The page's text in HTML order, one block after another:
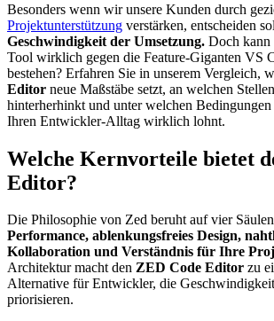
Besonders wenn wir unsere Kunden durch
Projektunterstützung verstärken, entscheiden
Geschwindigkeit der Umsetzung. Doch kann
Tool wirklich gegen die Feature-Giganten VS
bestehen? Erfahren Sie in unserem Vergleich,
Editor neue Maßstäbe setzt, an welchen
hinterherhinkt und unter welchen
Ihren Entwickler-Alltag wirklich lohnt.
Welche Kernvorteile bietet
Editor?
Die Philosophie von Zed beruht auf vier
Performance, ablenkungsfreies Design,
Kollaboration und Verständnis für Ihre
Architektur macht den ZED Code Editor zu
Alternative für Entwickler, die
priorisieren.